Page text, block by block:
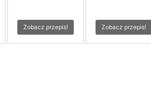
Zobacz przepis! Zobacz przepis!